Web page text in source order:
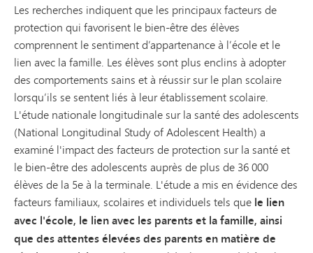
Les recherches indiquent que les principaux facteurs de
protection qui favorisent le bien-être des élèves
comprennent le sentiment d’appartenance à l’école et le
lien avec la famille. Les élèves sont plus enclins à adopter
des comportements sains et à réussir sur le plan scolaire
lorsqu’ils se sentent liés à leur établissement scolaire.
L'étude nationale longitudinale sur la santé des adolescents
(National Longitudinal Study of Adolescent Health) a
examiné l'impact des facteurs de protection sur la santé et
le bien-être des adolescents auprès de plus de 36 000
élèves de la 5e à la terminale. L'étude a mis en évidence des
facteurs familiaux, scolaires et individuels tels que le lien
avec l'école, le lien avec les parents et la famille, ainsi
que des attentes élevées des parents en matière de